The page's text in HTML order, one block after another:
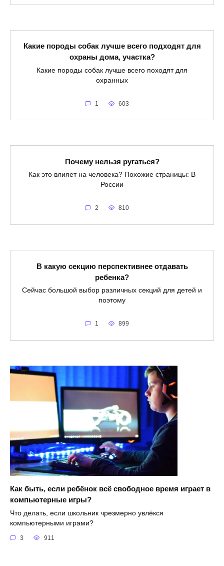
Какие породы собак лучше всего подходят для
охраны дома, участка?
Какие породы собак лучше всего походят для
охранных
1 603
Почему нельзя ругаться?
Как это влияет на человека? Похожие страницы: В
России
2 810
В какую секцию перспективнее отдавать
ребенка?
Сейчас большой выбор различных секций для детей и
поэтому
1 899
Как быть, если ребёнок всё свободное время играет в
компьютерные игры?
Что делать, если школьник чрезмерно увлёкся
компьютерными играми?
3 911